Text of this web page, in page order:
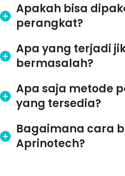
Apakah bisa
perangkat?
Apa yang terjadi
bermasalah?
Apa saja metode
yang tersedia?
Bagaimana cara
Aprinotech?